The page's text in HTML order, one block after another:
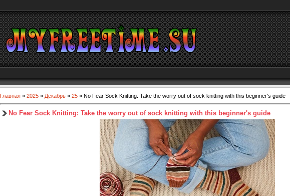
Главная » 2025 » Декабрь » 25 » No Fear Sock Knitting: Take the worry out of sock knitting with this beginner's guide
No Fear Sock Knitting: Take the worry out of sock knitting with this beginner's guide